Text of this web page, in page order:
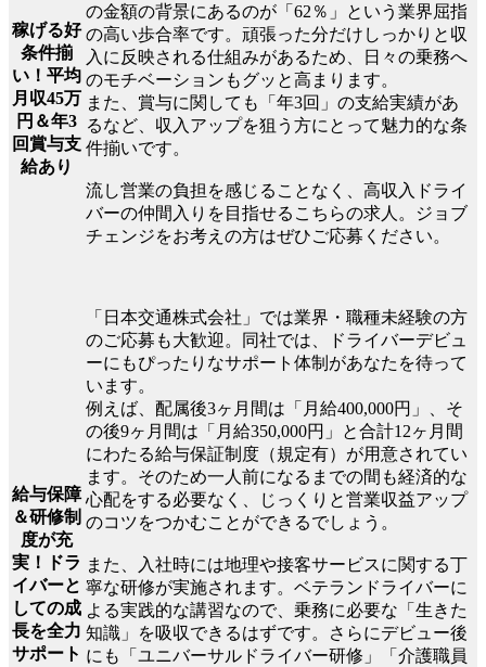
稼げる好
条件揃
い！平均
月収45万
円＆年3
回賞与支
給あり
の金額の背景にあるのが「62％」という業界屈指
の高い歩合率です。頑張った分だけしっかりと収
入に反映される仕組みがあるため、日々の乗務へ
のモチベーションもグッと高まります。
また、賞与に関しても「年3回」の支給実績があ
るなど、収入アップを狙う方にとって魅力的な条
件揃いです。
流し営業の負担を感じることなく、高収入ドライ
バーの仲間入りを目指せるこちらの求人。ジョブ
チェンジをお考えの方はぜひご応募ください。
給与保障
＆研修制
度が充
実！ドラ
イバーと
しての成
長を全力
サポート
「日本交通株式会社」では業界・職種未経験の方
のご応募も大歓迎。同社では、ドライバーデビュ
ーにもぴったりなサポート体制があなたを待って
います。
例えば、配属後3ヶ月間は「月給400,000円」、そ
の後9ヶ月間は「月給350,000円」と合計12ヶ月間
にわたる給与保証制度（規定有）が用意されてい
ます。そのため一人前になるまでの間も経済的な
心配をする必要なく、じっくりと営業収益アップ
のコツをつかむことができるでしょう。
また、入社時には地理や接客サービスに関する丁
寧な研修が実施されます。ベテランドライバーに
よる実践的な講習なので、乗務に必要な「生きた
知識」を吸収できるはずです。さらにデビュー後
にも「ユニバーサルドライバー研修」「介護職員